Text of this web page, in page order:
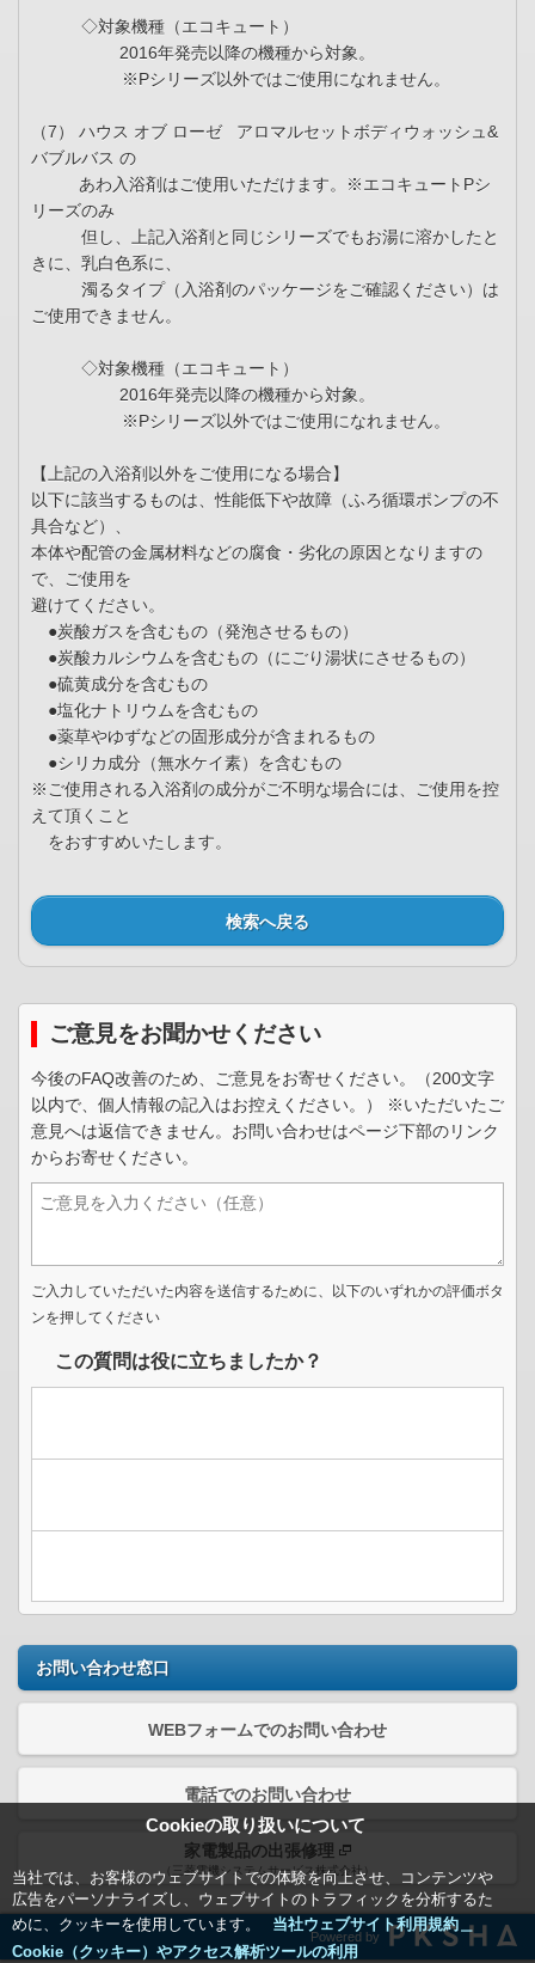
Cookieの取り扱いについて
当社では、お客様のウェブサイトでの体験を向上させ、コンテンツや
広告をパーソナライズし、ウェブサイトのトラフィックを分析するた
めに、クッキーを使用しています。
当社ウェブサイト利用規約＿
Cookie（クッキー）やアクセス解析ツールの利用
◇対象機種（エコキュート）
2016年発売以降の機種から対象。
※Pシリーズ以外ではご使用になれません。
（7） ハウス オブ ローゼ アロマルセットボディウォッシュ&
バブルバス の
あわ入浴剤はご使用いただけます。※エコキュートPシ
リーズのみ
但し、上記入浴剤と同じシリーズでもお湯に溶かしたと
きに、乳白色系に、
濁るタイプ（入浴剤のパッケージをご確認ください）は
ご使用できません。
◇対象機種（エコキュート）
2016年発売以降の機種から対象。
※Pシリーズ以外ではご使用になれません。
【上記の入浴剤以外をご使用になる場合】
以下に該当するものは、性能低下や故障（ふろ循環ポンプの不
具合など）、
本体や配管の金属材料などの腐食・劣化の原因となりますの
で、ご使用を
避けてください。
●炭酸ガスを含むもの（発泡させるもの）
●炭酸カルシウムを含むもの（にごり湯状にさせるもの）
●硫黄成分を含むもの
●塩化ナトリウムを含むもの
●薬草やゆずなどの固形成分が含まれるもの
●シリカ成分（無水ケイ素）を含むもの
※ご使用される入浴剤の成分がご不明な場合には、ご使用を控
えて頂くこと
をおすすめいたします。
検索へ戻る
ご意見をお聞かせください
今後のFAQ改善のため、ご意見をお寄せください。（200文字
以内で、個人情報の記入はお控えください。） ※いただいたご
意見へは返信できません。お問い合わせはページ下部のリンク
からお寄せください。
ご入力していただいた内容を送信するために、以下のいずれかの評価ボタ
ンを押してください
この質問は役に立ちましたか？
お問い合わせ窓口
WEBフォームでのお問い合わせ
電話でのお問い合わせ
家電製品の出張修理
（三菱電機システムサービス株式会社）
Powered by